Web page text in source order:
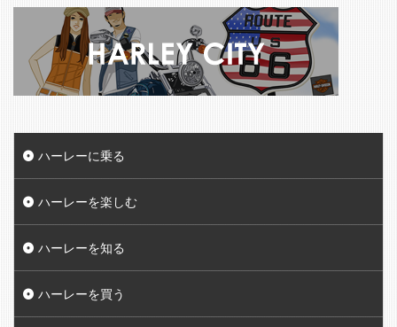
ハーレーに乗る
ハーレーを楽しむ
ハーレーを知る
ハーレーを買う